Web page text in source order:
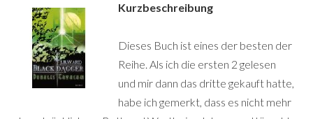
Kurzbeschreibung
Dieses Buch ist eines der besten der
Reihe. Als ich die ersten 2 gelesen
und mir dann das dritte gekauft hatte,
habe ich gemerkt, dass es nicht mehr